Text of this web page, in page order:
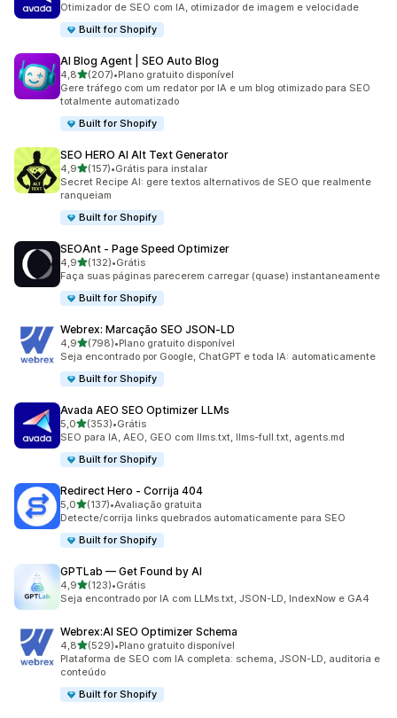
Otimizador de SEO com IA, otimizador de imagem e velocidade
Built for Shopify
AI Blog Agent | SEO Auto Blog
4,8de 5 estrelas
(207)
207 avaliações ao todo
•Plano gratuito disponível
Gere tráfego com um redator por IA e um blog otimizado para SEO
totalmente automatizado
Built for Shopify
SEO HERO AI Alt Text Generator
4,9de 5 estrelas
(157)
157 avaliações ao todo
•Grátis para instalar
Secret Recipe AI: gere textos alternativos de SEO que realmente
ranqueiam
Built for Shopify
SEOAnt ‑ Page Speed Optimizer
4,9de 5 estrelas
(132)
132 avaliações ao todo
•Grátis
Faça suas páginas parecerem carregar (quase) instantaneamente
Built for Shopify
Webrex: Marcação SEO JSON‑LD
4,9de 5 estrelas
(798)
798 avaliações ao todo
•Plano gratuito disponível
Seja encontrado por Google, ChatGPT e toda IA: automaticamente
Built for Shopify
Avada AEO SEO Optimizer LLMs
5,0de 5 estrelas
(353)
353 avaliações ao todo
•Grátis
SEO para IA, AEO, GEO com llms.txt, llms-full.txt, agents.md
Built for Shopify
Redirect Hero ‑ Corrija 404
5,0de 5 estrelas
(137)
137 avaliações ao todo
•Avaliação gratuita
Detecte/corrija links quebrados automaticamente para SEO
Built for Shopify
GPTLab — Get Found by AI
4,9de 5 estrelas
(123)
123 avaliações ao todo
•Grátis
Seja encontrado por IA com LLMs.txt, JSON-LD, IndexNow e GA4
Webrex:AI SEO Optimizer Schema
4,8de 5 estrelas
(529)
529 avaliações ao todo
•Plano gratuito disponível
Plataforma de SEO com IA completa: schema, JSON-LD, auditoria e
conteúdo
Built for Shopify